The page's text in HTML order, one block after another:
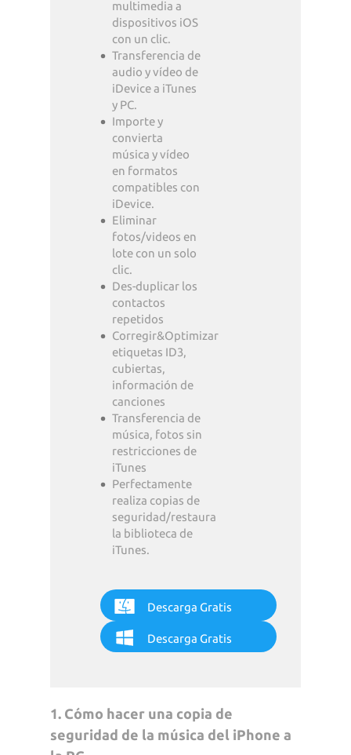
multimedia a
dispositivos iOS
con un clic.
Transferencia de
audio y vídeo de
iDevice a iTunes
y PC.
Importe y
convierta
música y vídeo
en formatos
compatibles con
iDevice.
Eliminar
fotos/videos en
lote con un solo
clic.
Des-duplicar los
contactos
repetidos
Corregir&Optimizar
etiquetas ID3,
cubiertas,
información de
canciones
Transferencia de
música, fotos sin
restricciones de
iTunes
Perfectamente
realiza copias de
seguridad/restaura
la biblioteca de
iTunes.
Descarga Gratis
Descarga Gratis
1. Cómo hacer una copia de
seguridad de la música del iPhone a